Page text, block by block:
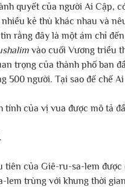
quyết của người Ai Cập,
kẻ thù khác nhau và
rằng đây là một ám chỉ
vào cuối Vương triều
trọng của thành phố ban
500 người. Tại sao đế chế
tính của vị vua được mô tả
tiên của Giê-ru-sa-lem
lem trùng với khung thời